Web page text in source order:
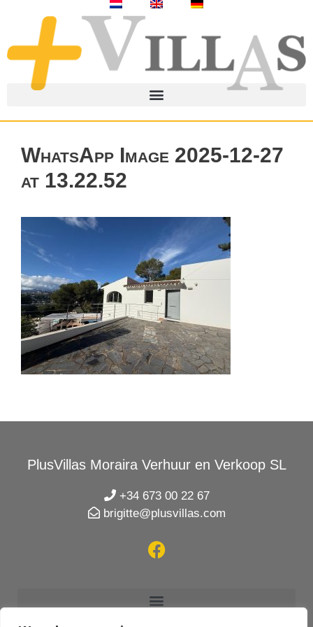
WhatsApp Image 2025-12-27
at 13.22.52
PlusVillas Moraira Verhuur en Verkoop SL
+34 673 00 22 67
brigitte@plusvillas.com